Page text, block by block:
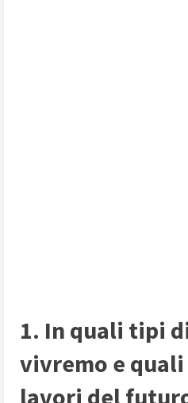
1. In quali tipi
vivremo e quali
lavori del